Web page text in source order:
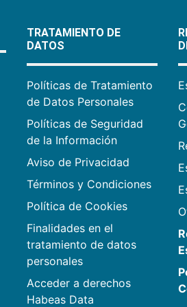
TRATAMIENTO DE
DATOS
Políticas de Tratamiento
de Datos Personales
Políticas de Seguridad
de la Información
Aviso de Privacidad
Términos y Condiciones
Política de Cookies
Finalidades en el
tratamiento de datos
personales
Acceder a derechos
Habeas Data